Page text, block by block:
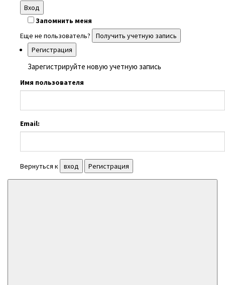
Вход
Запомнить меня
Еще не пользователь?
Получить учетную запись
Регистрация
Зарегистрируйте новую учетную запись
Имя пользователя
Email:
Вернуться к вход Регистрация